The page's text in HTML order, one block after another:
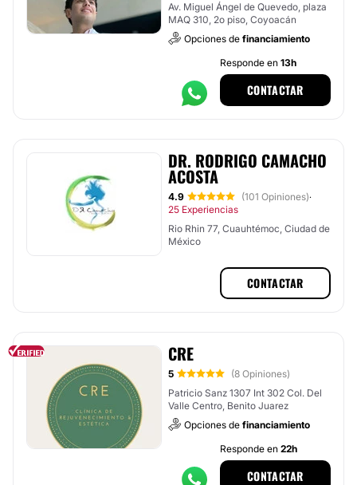
Av. Miguel Ángel de Quevedo, plaza
MAQ 310, 2o piso, Coyoacán
Opciones de financiamiento
Responde en 13h
CONTACTAR
DR. RODRIGO CAMACHO
ACOSTA
4.9 (101 Opiniones)·
25 Experiencias
Rio Rhin 77, Cuauhtémoc, Ciudad de
México
CONTACTAR
CRE
5
(8 Opiniones)
Patricio Sanz 1307 Int 302 Col. Del
Valle Centro, Benito Juarez
Opciones de financiamiento
Responde en 22h
CONTACTAR